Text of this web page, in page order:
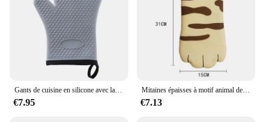
Gants de cuisine en silicone avec lanière, mitaine de four, degré de chaleur, cuisson non ald, barbecue, cuisson, 1 pièce, 2 pièces
€7.95
Mitaines épaisses à motif animal de dessin animé patte de chat crocodile, mitaines de cuisson, isolation thermique, micro-ondes, four, barbecue, isotdegré
€7.13